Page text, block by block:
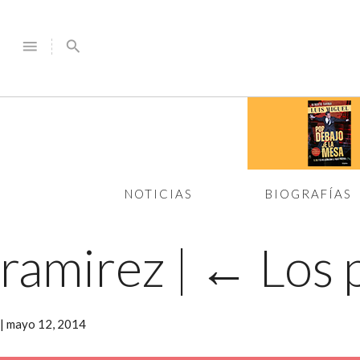
menu search
NOTICIAS BIOGRAFÍAS
ramirez | ← Los
| mayo 12, 2014